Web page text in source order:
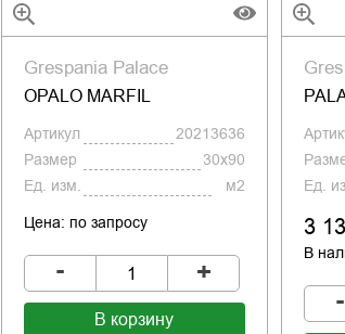
Grespania Palace
OPALO MARFIL
Артикул
20213636
Размер
30x90
Ед. изм.
м2
Цена: по запросу
- +
В корзину
Ед.
3
В
-